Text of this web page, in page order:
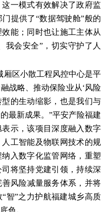
一模式有效解决了政府监
提供了“数据驾驶舱”般的
能；同时也让施工主体从
我会安全”，切实守护了人
厢区小散工程风控中心是平
战略、推动保险业从‘风险
型的生动缩影，也是我们与
最新成果。”平安产险福建
示，该项目深度融入数字
工智能及物联网技术的规
入数字化监管网络，重塑
将坚持党建引领，持续深
风险减量服务体系，并将
智”之力护航福建城乡高质